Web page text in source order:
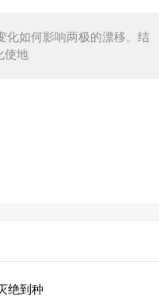
化如何影响两极的漂移。结
使地
绝到种